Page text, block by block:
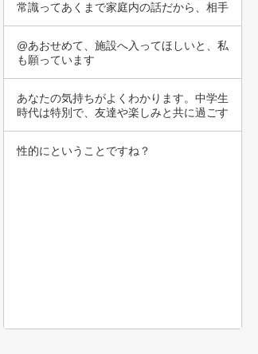
常識ってあくまで家庭内の話だから、相手
@あおせめて、施設へ入ってほしいと、私
も願っています
あなたの気持ちがよくわかります。中学生
時代は特別で、友達や楽しみと共に過ごす
性的にということですね？